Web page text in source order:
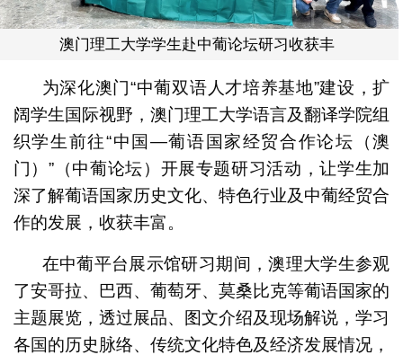
澳门理工大学学生赴中葡论坛研习收获丰
为深化澳门“中葡双语人才培养基地”建设，扩
阔学生国际视野，澳门理工大学语言及翻译学院组
织学生前往“中国—葡语国家经贸合作论坛（澳
门）”（中葡论坛）开展专题研习活动，让学生加
深了解葡语国家历史文化、特色行业及中葡经贸合
作的发展，收获丰富。
在中葡平台展示馆研习期间，澳理大学生参观
了安哥拉、巴西、葡萄牙、莫桑比克等葡语国家的
主题展览，透过展品、图文介绍及现场解说，学习
各国的历史脉络、传统文化特色及经济发展情况，